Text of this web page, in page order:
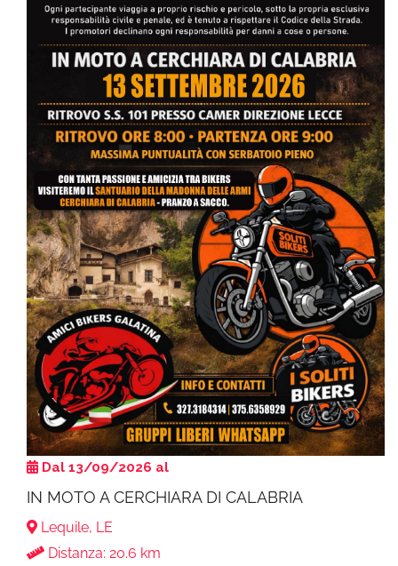
Dal 13/09/2026 al
IN MOTO A CERCHIARA DI CALABRIA
Lequile, LE
Distanza: 20.6 km